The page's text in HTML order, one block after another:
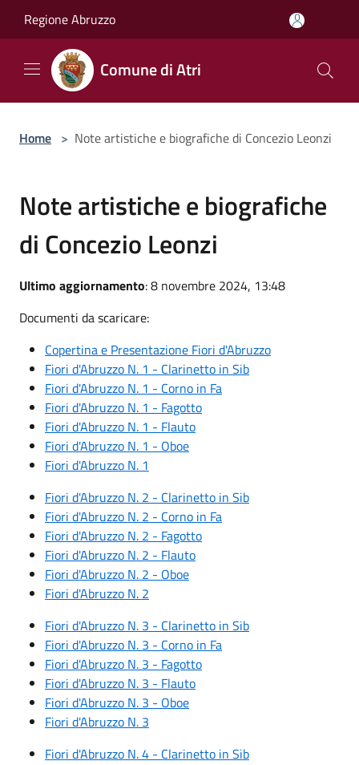
Regione Abruzzo
Comune di Atri
Home > Note artistiche e biografiche di Concezio Leonzi
Note artistiche e biografiche
di Concezio Leonzi
Ultimo aggiornamento: 8 novembre 2024, 13:48
Documenti da scaricare:
Copertina e Presentazione Fiori d'Abruzzo
Fiori d'Abruzzo N. 1 - Clarinetto in Sib
Fiori d'Abruzzo N. 1 - Corno in Fa
Fiori d'Abruzzo N. 1 - Fagotto
Fiori d'Abruzzo N. 1 - Flauto
Fiori d'Abruzzo N. 1 - Oboe
Fiori d'Abruzzo N. 1
Fiori d'Abruzzo N. 2 - Clarinetto in Sib
Fiori d'Abruzzo N. 2 - Corno in Fa
Fiori d'Abruzzo N. 2 - Fagotto
Fiori d'Abruzzo N. 2 - Flauto
Fiori d'Abruzzo N. 2 - Oboe
Fiori d'Abruzzo N. 2
Fiori d'Abruzzo N. 3 - Clarinetto in Sib
Fiori d'Abruzzo N. 3 - Corno in Fa
Fiori d'Abruzzo N. 3 - Fagotto
Fiori d'Abruzzo N. 3 - Flauto
Fiori d'Abruzzo N. 3 - Oboe
Fiori d'Abruzzo N. 3
Fiori d'Abruzzo N. 4 - Clarinetto in Sib